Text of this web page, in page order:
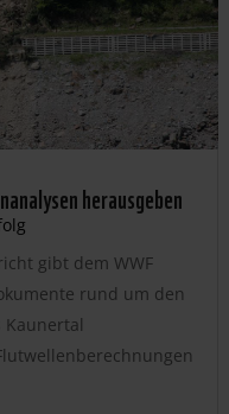
herausgeben
gibt dem WWF
rund um den
Kaunertal